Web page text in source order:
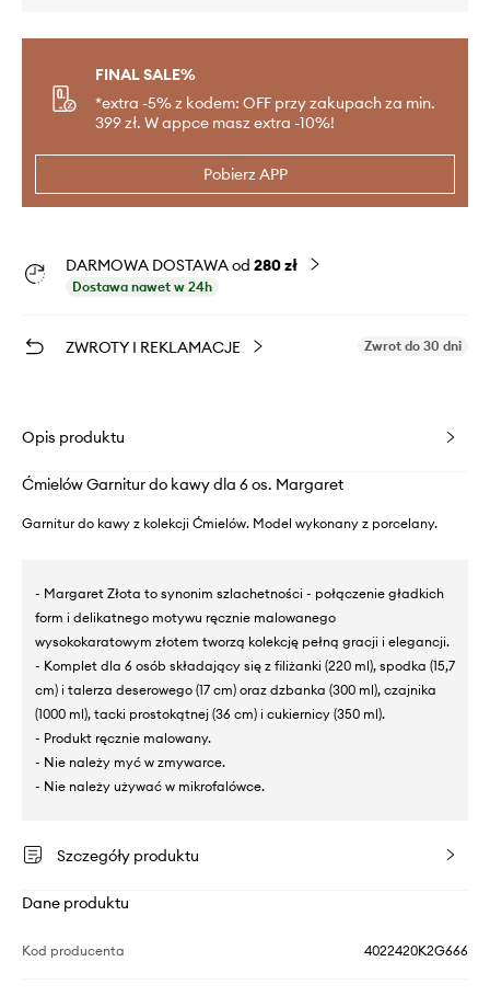
FINAL SALE%
*extra -5% z kodem: OFF przy zakupach za min.
399 zł. W appce masz extra -10%!
Pobierz APP
DARMOWA DOSTAWA od 280 zł
Dostawa nawet w 24h
ZWROTY I REKLAMACJE Zwrot do 30 dni
Opis produktu
Ćmielów Garnitur do kawy dla 6 os. Margaret
Garnitur do kawy z kolekcji Ćmielów. Model wykonany z porcelany.
- Margaret Złota to synonim szlachetności - połączenie gładkich
form i delikatnego motywu ręcznie malowanego
wysokokaratowym złotem tworzą kolekcję pełną gracji i elegancji.
- Komplet dla 6 osób składający się z filiżanki (220 ml), spodka (15,7
cm) i talerza deserowego (17 cm) oraz dzbanka (300 ml), czajnika
(1000 ml), tacki prostokątnej (36 cm) i cukiernicy (350 ml).
- Produkt ręcznie malowany.
- Nie należy myć w zmywarce.
- Nie należy używać w mikrofalówce.
Szczegóły produktu
Dane produktu
Kod producenta 4022420K2G666